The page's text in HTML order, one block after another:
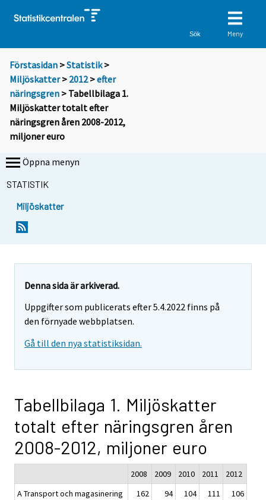
Sök Meny
Förstasidan >Statistik >
Miljöskatter> 2012>efter
näringsgren > Tabellbilaga 1.
Miljöskatter totalt efter
näringsgren åren 2008-2012,
miljoner euro
Öppna menyn
STATISTIK
Miljöskatter
Denna sida är arkiverad.
Uppgifter som publicerats efter 5.4.2022 finns på
den förnyade webbplatsen.
Gå till den nya statistiksidan.
Tabellbilaga 1. Miljöskatter
totalt efter näringsgren åren
2008-2012, miljoner euro
2008 2009 2010 2011
2012
A Transport och magasinering
162 94 104 111
106